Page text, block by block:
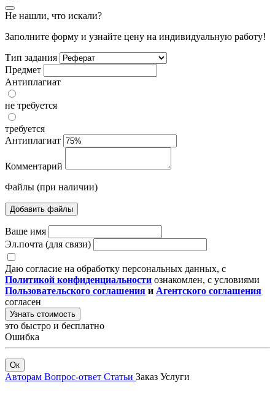
Не нашли, что искали?
Заполните форму и узнайте цену на индивидуальную работу!
Тип задания
Предмет
Антиплагиат
не требуется
требуется
Антиплагиат
Комментарий
Файлы (при наличии)
Добавить файлы
Ваше имя
Эл.почта (для связи)
Даю согласие на обработку персональных данных, с
Политикой конфиденциальности ознакомлен, с условиями
Пользовательского соглашения и Агентского соглашения
согласен
Узнать стоимость
это быстро и бесплатно
Ошибка
Ок
Авторам Вопрос-ответ Статьи Заказ Услуги